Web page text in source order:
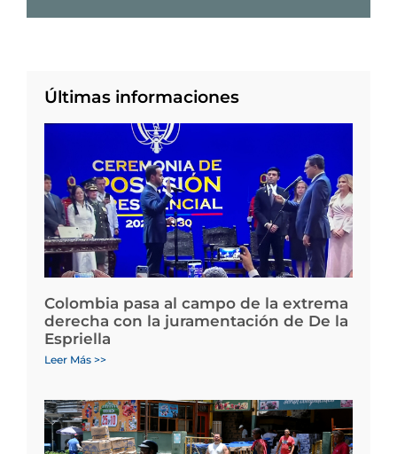
Últimas informaciones
Colombia pasa al campo de la extrema
derecha con la juramentación de De la
Espriella
Leer Más >>